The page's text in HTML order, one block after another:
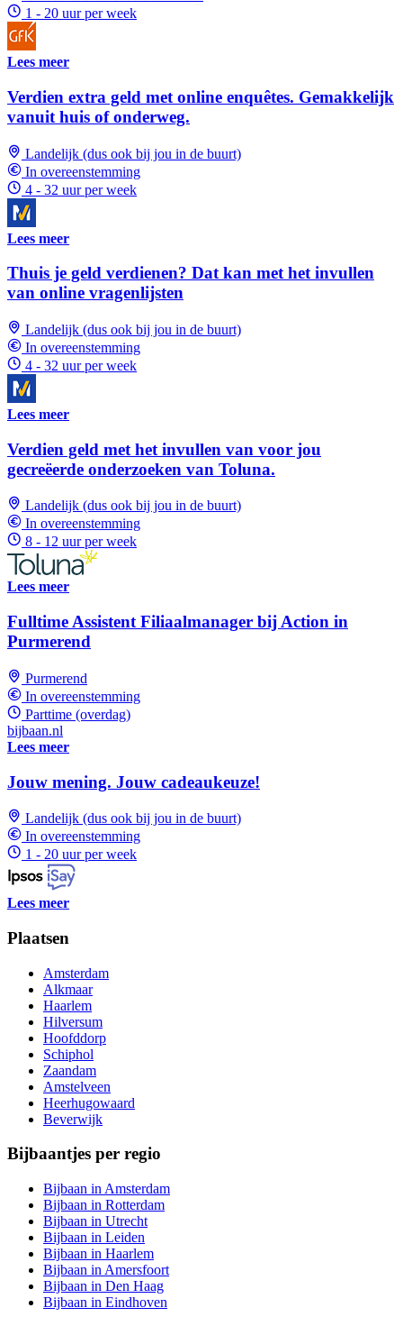
1 - 20 uur per week
Lees meer
Verdien extra geld met online enquêtes. Gemakkelijk
vanuit huis of onderweg.
Landelijk (dus ook bij jou in de buurt)
In overeenstemming
4 - 32 uur per week
Lees meer
Thuis je geld verdienen? Dat kan met het invullen
van online vragenlijsten
Landelijk (dus ook bij jou in de buurt)
In overeenstemming
4 - 32 uur per week
Lees meer
Verdien geld met het invullen van voor jou
gecreëerde onderzoeken van Toluna.
Landelijk (dus ook bij jou in de buurt)
In overeenstemming
8 - 12 uur per week
Lees meer
Fulltime Assistent Filiaalmanager bij Action in
Purmerend
Purmerend
In overeenstemming
Parttime (overdag)
bijbaan.nl
Lees meer
Jouw mening. Jouw cadeaukeuze!
Landelijk (dus ook bij jou in de buurt)
In overeenstemming
1 - 20 uur per week
Lees meer
Plaatsen
Amsterdam
Alkmaar
Haarlem
Hilversum
Hoofddorp
Schiphol
Zaandam
Amstelveen
Heerhugowaard
Beverwijk
Bijbaantjes per regio
Bijbaan in Amsterdam
Bijbaan in Rotterdam
Bijbaan in Utrecht
Bijbaan in Leiden
Bijbaan in Haarlem
Bijbaan in Amersfoort
Bijbaan in Den Haag
Bijbaan in Eindhoven